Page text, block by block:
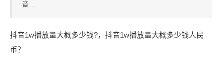
音…
抖音1w播放量大概多少钱?，抖音1w播放量大概多少钱人民
币？